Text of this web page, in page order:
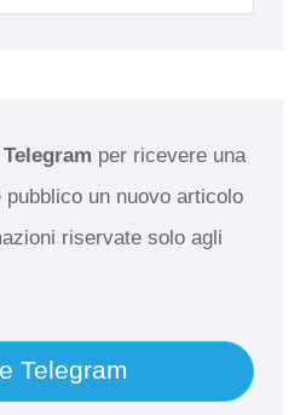
Telegram per ricevere una
un nuovo articolo
riservate solo agli
Telegram